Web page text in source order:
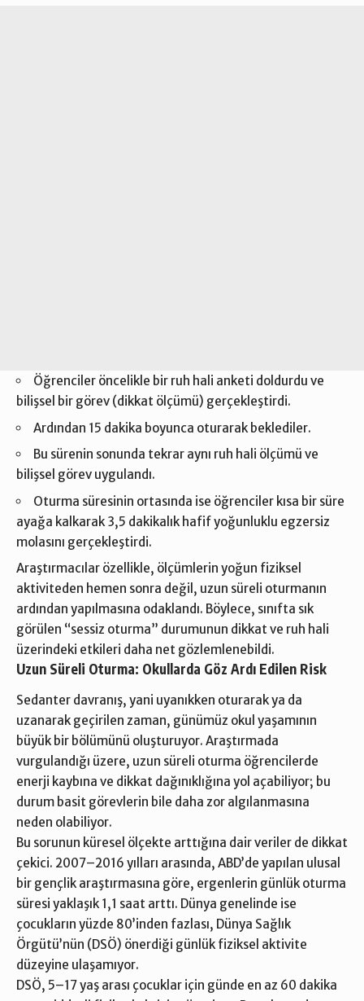
Öğrenciler öncelikle bir ruh hali anketi doldurdu ve
bilişsel bir görev (dikkat ölçümü) gerçekleştirdi.
Ardından 15 dakika boyunca oturarak beklediler.
Bu sürenin sonunda tekrar aynı ruh hali ölçümü ve
bilişsel görev uygulandı.
Oturma süresinin ortasında ise öğrenciler kısa bir süre
ayağa kalkarak 3,5 dakikalık hafif yoğunluklu egzersiz
molasını gerçekleştirdi.
Araştırmacılar özellikle, ölçümlerin yoğun fiziksel
aktiviteden hemen sonra değil, uzun süreli oturmanın
ardından yapılmasına odaklandı. Böylece, sınıfta sık
görülen “sessiz oturma” durumunun dikkat ve ruh hali
üzerindeki etkileri daha net gözlemlenebildi.
Uzun Süreli Oturma: Okullarda Göz Ardı Edilen Risk
Sedanter davranış, yani uyanıkken oturarak ya da
uzanarak geçirilen zaman, günümüz okul yaşamının
büyük bir bölümünü oluşturuyor. Araştırmada
vurgulandığı üzere, uzun süreli oturma öğrencilerde
enerji kaybına ve dikkat dağınıklığına yol açabiliyor; bu
durum basit görevlerin bile daha zor algılanmasına
neden olabiliyor.
Bu sorunun küresel ölçekte arttığına dair veriler de dikkat
çekici. 2007–2016 yılları arasında, ABD’de yapılan ulusal
bir gençlikaraştırmasına göre, ergenlerin günlük oturma
süresi yaklaşık 1,1 saat arttı. Dünya genelinde ise
çocukların yüzde 80’inden fazlası, Dünya Sağlık
Örgütü’nün (DSÖ) önerdiği günlük fiziksel aktivite
düzeyine ulaşamıyor.
DSÖ, 5–17 yaş arası çocuklar için günde en az 60 dakika